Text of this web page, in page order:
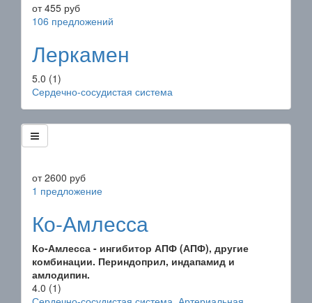
от455 руб
106 предложений
Леркамен
5.0 (1)
Сердечно-сосудистая система
от2600 руб
1 предложение
Ко-Амлесса
Ко-Амлесса - ингибитор АПФ (АПФ), другие
комбинации. Периндоприл, индапамид и
амлодипин.
4.0 (1)